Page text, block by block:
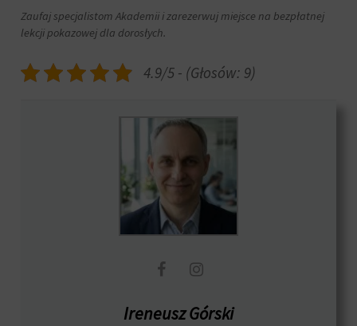
Zaufaj specjalistom Akademii i zarezerwuj miejsce na bezpłatnej
lekcji pokazowej dla dorosłych.
4.9/5 - (Głosów: 9)
Ireneusz Górski